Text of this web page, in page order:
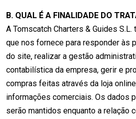
B. QUAL É A FINALIDADE DO
A Tomscatch Charters & Guides
que nos fornece para responder às
do site, realizar a gestão
contabilística da empresa, gerir e
compras feitas através da loja
informações comerciais. Os dados
serão mantidos enquanto a relação